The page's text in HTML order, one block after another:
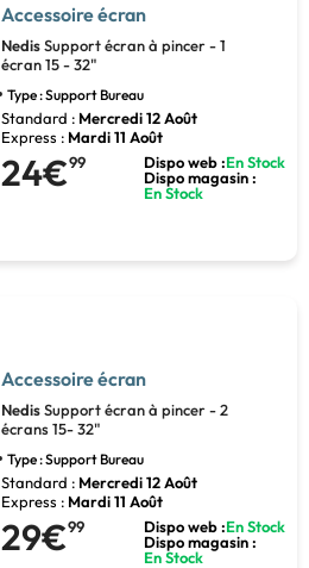
Accessoire écran
NedisSupport écran à pincer - 1
écran 15 - 32"
Type : Support Bureau
Standard : Mercredi 12 Août
Express : Mardi 11 Août
24€99 Dispo web :En Stock
Dispo magasin :
En Stock
Accessoire écran
NedisSupport écran à pincer - 2
écrans 15- 32"
Type : Support Bureau
Standard : Mercredi 12 Août
Express : Mardi 11 Août
29€99 Dispo web :En Stock
Dispo magasin :
En Stock